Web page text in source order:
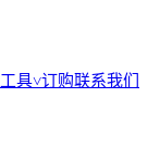
工具˅订购联系我们